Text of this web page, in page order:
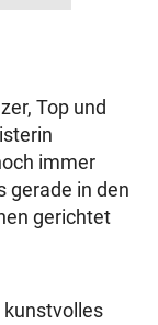
Top und
immer
gerade in den
gerichtet
kunstvolles